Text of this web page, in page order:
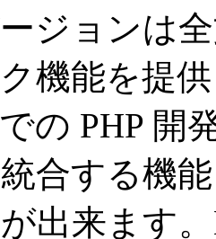
ジョンは
機能を提
の PHP
合する機
出来ます